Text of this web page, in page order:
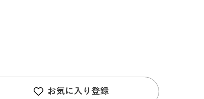
お気に入り登録